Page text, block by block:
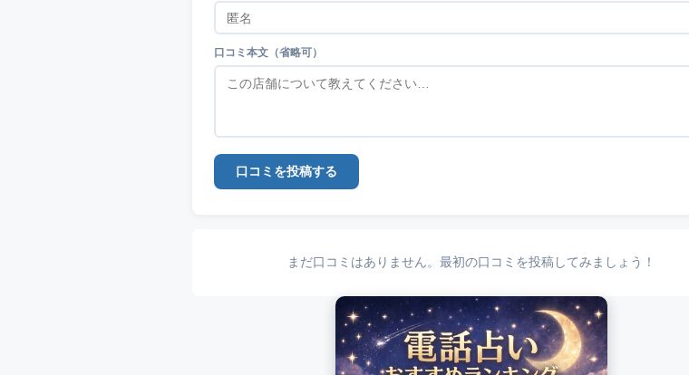
口コミ本文（省略可）
口コミを投稿する
まだ口コミはありません。最初の口コミを投稿してみましょう！